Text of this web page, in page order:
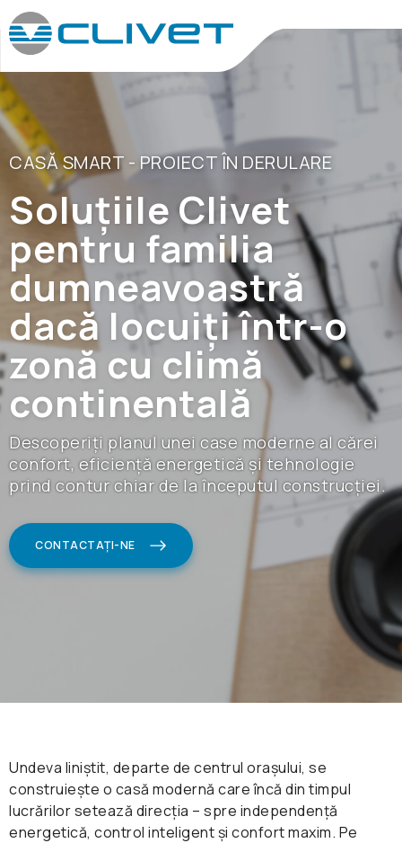
CASĂ SMART - PROIECT ÎN DERULARE
Soluțiile Clivet
pentru familia
dumneavoastră
dacă locuiți într-o
zonă cu climă
continentală
Descoperiți planul unei case moderne al cărei
confort, eficiență energetică și tehnologie
prind contur chiar de la începutul construcției.
CONTACTAȚI-NE
Undeva liniștit, departe de centrul orașului, se
construiește o casă modernă care încă din timpul
lucrărilor setează direcția – spre independență
energetică, control inteligent și confort maxim. Pe